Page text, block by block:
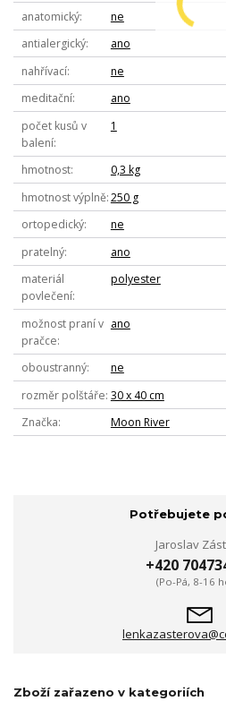
anatomický
ne
antialergický
ano
nahřívací
ne
meditační
ano
počet kusů v
balení
1
hmotnost
0,3 kg
hmotnost výplně 250 g
ortopedický
ne
pratelný
ano
materiál
povlečení
polyester
možnost praní v
pračce
ano
oboustranný
ne
rozměr polštáře 30 x 40 cm
Značka
Moon River
Potřebujete
Jaroslav
+420
(Po-Pá, 8-16
Zboží zařazeno v kategoriích